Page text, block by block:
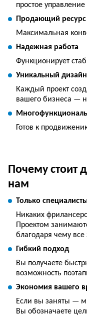
простое управление
Продающий ресурс
Максимальная
Надежная работа
Функционирует
Уникальный дизайн
Каждый проект
вашего бизнеса —
Готов к
Почему стоит
нам
Только
Никаких
Проектом
благодаря чему
Гибкий подход
Вы получаете
возможность
Экономия вашего
Если вы заняты —
Вы обозначаете